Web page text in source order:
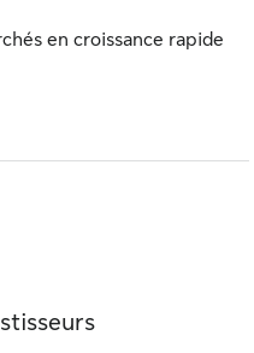
en croissance rapide